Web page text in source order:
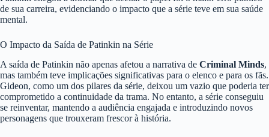
de sua carreira, evidenciando o impacto que a série teve em sua saúde
mental.
O Impacto da Saída de Patinkin na Série
A saída de Patinkin não apenas afetou a narrativa de Criminal Minds,
mas também teve implicações significativas para o elenco e para os fãs.
Gideon, como um dos pilares da série, deixou um vazio que poderia ter
comprometido a continuidade da trama. No entanto, a série conseguiu
se reinventar, mantendo a audiência engajada e introduzindo novos
personagens que trouxeram frescor à história.